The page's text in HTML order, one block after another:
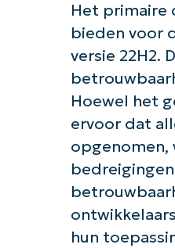
Het primaire
bieden voor
versie 22H2.
Hoewel het
ervoor dat
opgenomen,
hun